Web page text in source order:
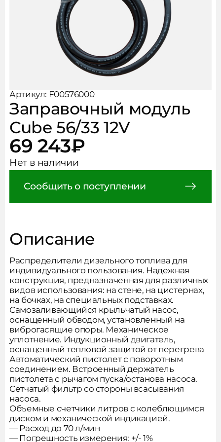
Артикул: F00576000
Заправочный модуль
Cube 56/33 12V
69 243₽
Нет в наличии
Сообщить о поступлении
Описание
Распределители дизельного топлива для
индивидуального пользования. Надежная
конструкция, предназначенная для различных
видов использования: на стене, на цистернах,
на бочках, на специальных подставках.
Самозаливающийся крыльчатый насос,
оснащенный обводом, установленный на
виброгасящие опоры. Механическое
уплотнение. Индукционный двигатель,
оснащенный тепловой защитой от перегрева
Автоматический пистолет с поворотным
соединением. Встроенный держатель
пистолета с рычагом пуска/останова насоса.
Сетчатый фильтр со стороны всасывания
насоса.
Объемные счетчики литров с колеблющимся
диском и механической индикацией.
— Расход до 70 л/мин
— Погрешность измерения: +/- 1%
Рукава, фитинги, хомуты
Чистота и безопасность
Аксессуары
КОНТАКТЫ
Заполните форму и мы вам
Сообщить о поступлении
товара
Подпишитесь на новости,